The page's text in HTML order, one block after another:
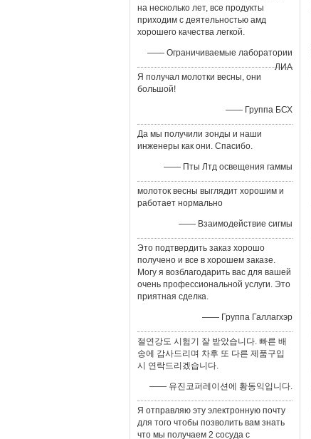
на несколько лет, все продукты
приходим с деятельностью амд
хорошего качества легкой.
—— Ограничиваемые лаборатории
ЛИА
Я получал молотки весны, они
большой!
—— Группа БСХ
Да мы получили зонды и наши
инженеры как они. Спасибо.
—— Пты Лтд освещения гаммы
молоток весны выглядит хорошим и
работает нормально
—— Взаимодействие сигмы
Это подтвердить заказ хорошо
получено и все в хорошем заказе.
Могу я возблагодарить вас для вашей
очень профессиональной услуги. Это
приятная сделка.
—— Группа Галлагхэр
절연강도 시험기 잘 받았습니다. 빠른 배
송에 감사드리며 차후 또 다른 제품구입
시 연락드리겠습니다.
—— 유진코퍼레이션에 황동익입니다.
Я отправляю эту электронную почту
для того чтобы позволить вам знать
что мы получаем 2 сосуда с